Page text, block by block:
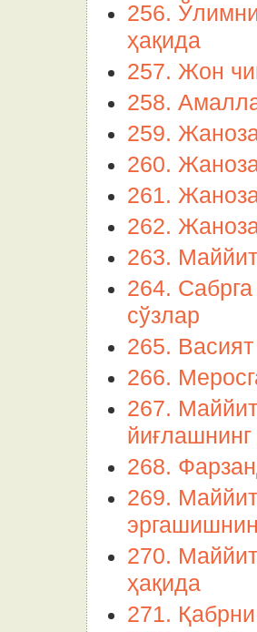
256.
ҳақида
257. Жон
258.
259.
260.
261.
262.
263.
264.
сўзлар
265.
266.
267.
268.
269.
270.
ҳақида
271.